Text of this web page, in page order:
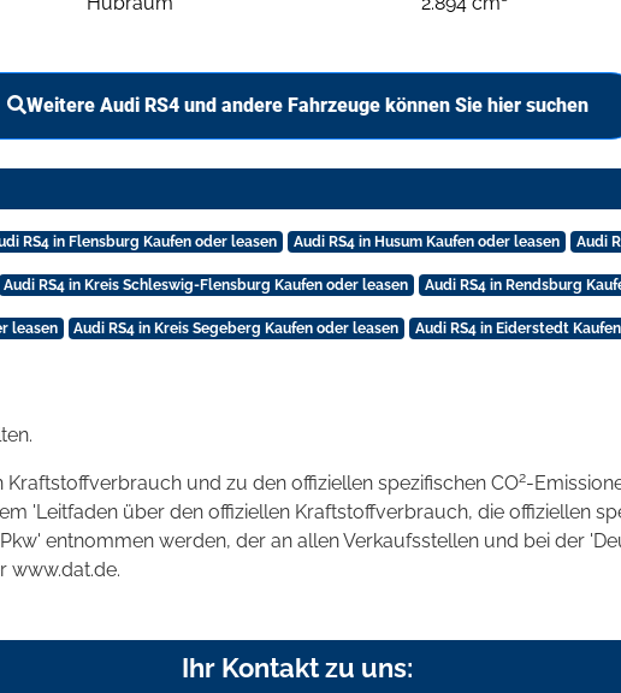
Weitere Audi RS4 und andere Fahrzeuge können Sie hier suchen
RS4 in Flensburg Kaufen oder leasen Audi RS4 in Husum Kaufen oder leasen Audi
Audi RS4 in Kreis Schleswig-Flensburg Kaufen oder leasen Audi RS4 in Rendsburg
leasen Audi RS4 in Kreis Segeberg Kaufen oder leasen Audi RS4 in Eiderstedt
und zu den offiziellen spezifischen CO2-
'Leitfaden über den offiziellen Kraftstoffverbrauch, die offiziellen
entnommen werden, der an allen Verkaufsstellen und bei der
www.dat.de.
Ihr Kontakt zu uns: